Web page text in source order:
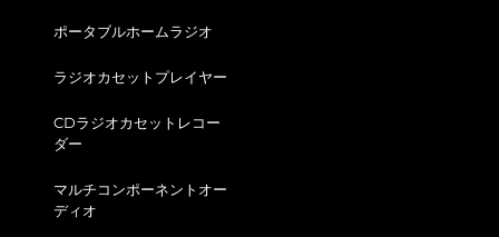
ポータブルホームラジオ
ラジオカセットプレイヤー
CDラジオカセットレコー
ダー
マルチコンポーネントオー
ディオ